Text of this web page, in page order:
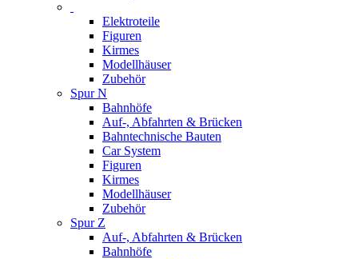
Elektroteile
Figuren
Kirmes
Modellhäuser
Zubehör
Spur N
Bahnhöfe
Auf-, Abfahrten & Brücken
Bahntechnische Bauten
Car System
Figuren
Kirmes
Modellhäuser
Zubehör
Spur Z
Auf-, Abfahrten & Brücken
Bahnhöfe